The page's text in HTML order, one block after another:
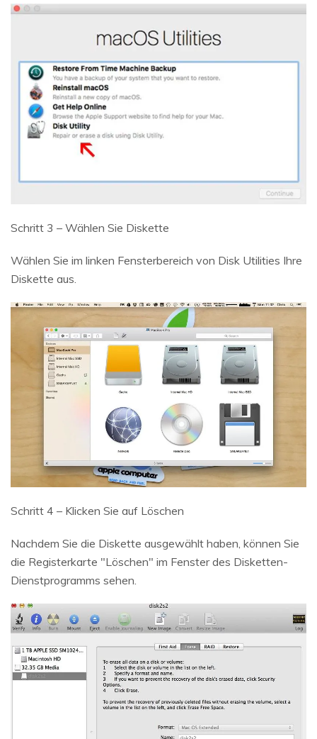
Schritt 3 – Wählen Sie Diskette
Wählen Sie im linken Fensterbereich von Disk Utilities Ihre
Diskette aus.
Schritt 4 – Klicken Sie auf Löschen
Nachdem Sie die Diskette ausgewählt haben, können Sie
die Registerkarte "Löschen" im Fenster des Disketten-
Dienstprogramms sehen.